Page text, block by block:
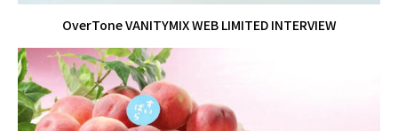
OverTone VANITYMIX WEB LIMITED INTERVIEW